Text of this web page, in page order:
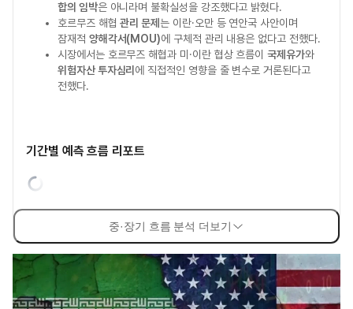
합의 임박은 아니라며 불확실성을 강조했다고 밝혔다.
호르무즈 해협관리 문제 는 이란·오만 등 연안국 사안이며
잠재적 양해각서(MOU)에 구체적 관리 내용은 없다고 전했다.
시장에서는 호르무즈 해협과 미·이란 협상 흐름이국제유가와
위험자산 투자심리 에 직접적인 영향을 줄 변수로 거론된다고
전했다.
기간별 예측 흐름 리포트
중·장기 흐름 분석 더보기